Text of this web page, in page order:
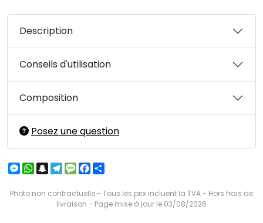
Description
Conseils d'utilisation
Composition
Posez une question
Messenger
WhatsApp
Snapchat
Telegram
MessageFacebook
Photo non contractuelle - Tous les prix incluent la TVA - Hors frais de
livraison - Page mise à jour le 03/08/2026